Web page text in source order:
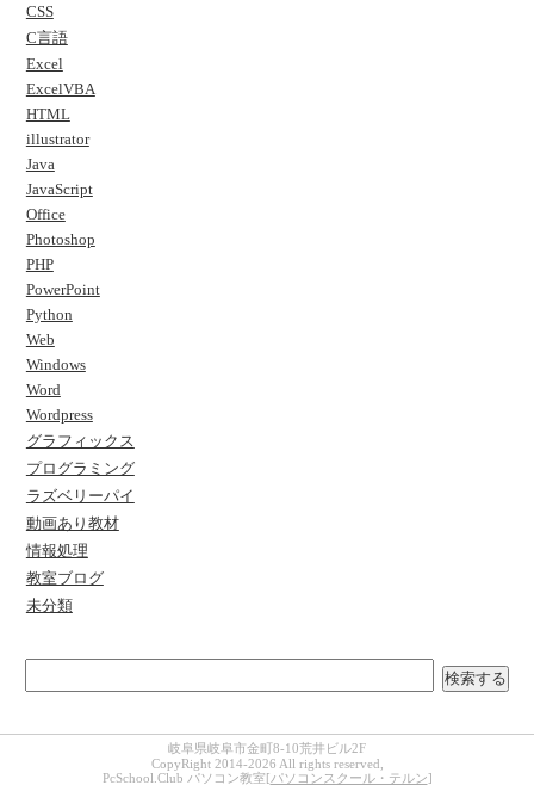
CSS
C言語
Excel
ExcelVBA
HTML
illustrator
Java
JavaScript
Office
Photoshop
PHP
PowerPoint
Python
Web
Windows
Word
Wordpress
グラフィックス
プログラミング
ラズベリーパイ
動画あり教材
情報処理
教室ブログ
未分類
検索する
岐阜県岐阜市金町8-10荒井ビル2F
CopyRight 2014-2026 All rights reserved,
PcSchool.Club パソコン教室[パソコンスクール・テルン]